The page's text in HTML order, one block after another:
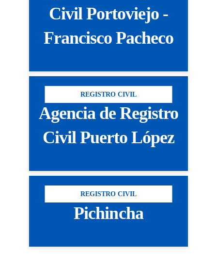
Civil Portoviejo -
Francisco Pacheco
REGISTRO CIVIL
Agencia de Registro
Civil Puerto López
REGISTRO CIVIL
Pichincha